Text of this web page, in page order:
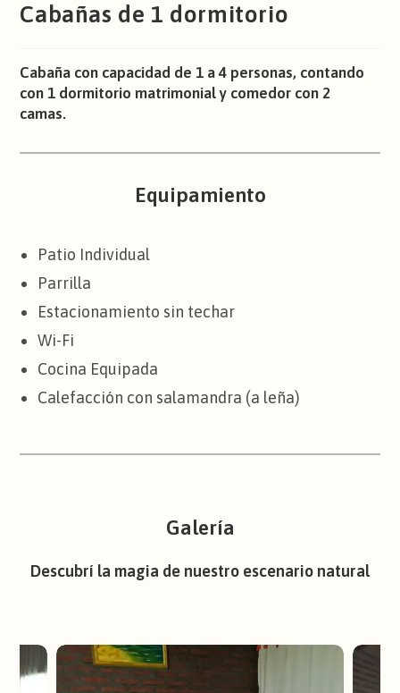
Cabañas de 1 dormitorio
Cabaña con capacidad de 1 a 4 personas, contando
con 1 dormitorio matrimonial y comedor con 2
camas.
Equipamiento
Patio Individual
Parrilla
Estacionamiento sin techar
Wi-Fi
Cocina Equipada
Calefacción con salamandra (a leña)
Galería
Descubrí la magia de nuestro escenario natural